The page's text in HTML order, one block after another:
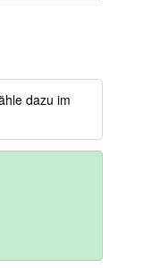
dazu im